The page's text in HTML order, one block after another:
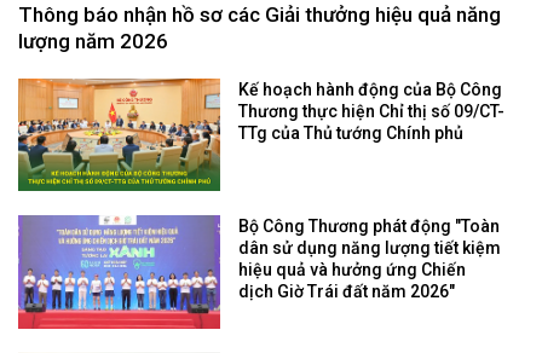
Thông báo nhận hồ sơ các Giải thưởng hiệu quả năng
lượng năm 2026
Kế hoạch hành động của Bộ Công
Thương thực hiện Chỉ thị số 09/CT-
TTg của Thủ tướng Chính phủ
Bộ Công Thương phát động "Toàn
dân sử dụng năng lượng tiết kiệm
hiệu quả và hưởng ứng Chiến
dịch Giờ Trái đất năm 2026"